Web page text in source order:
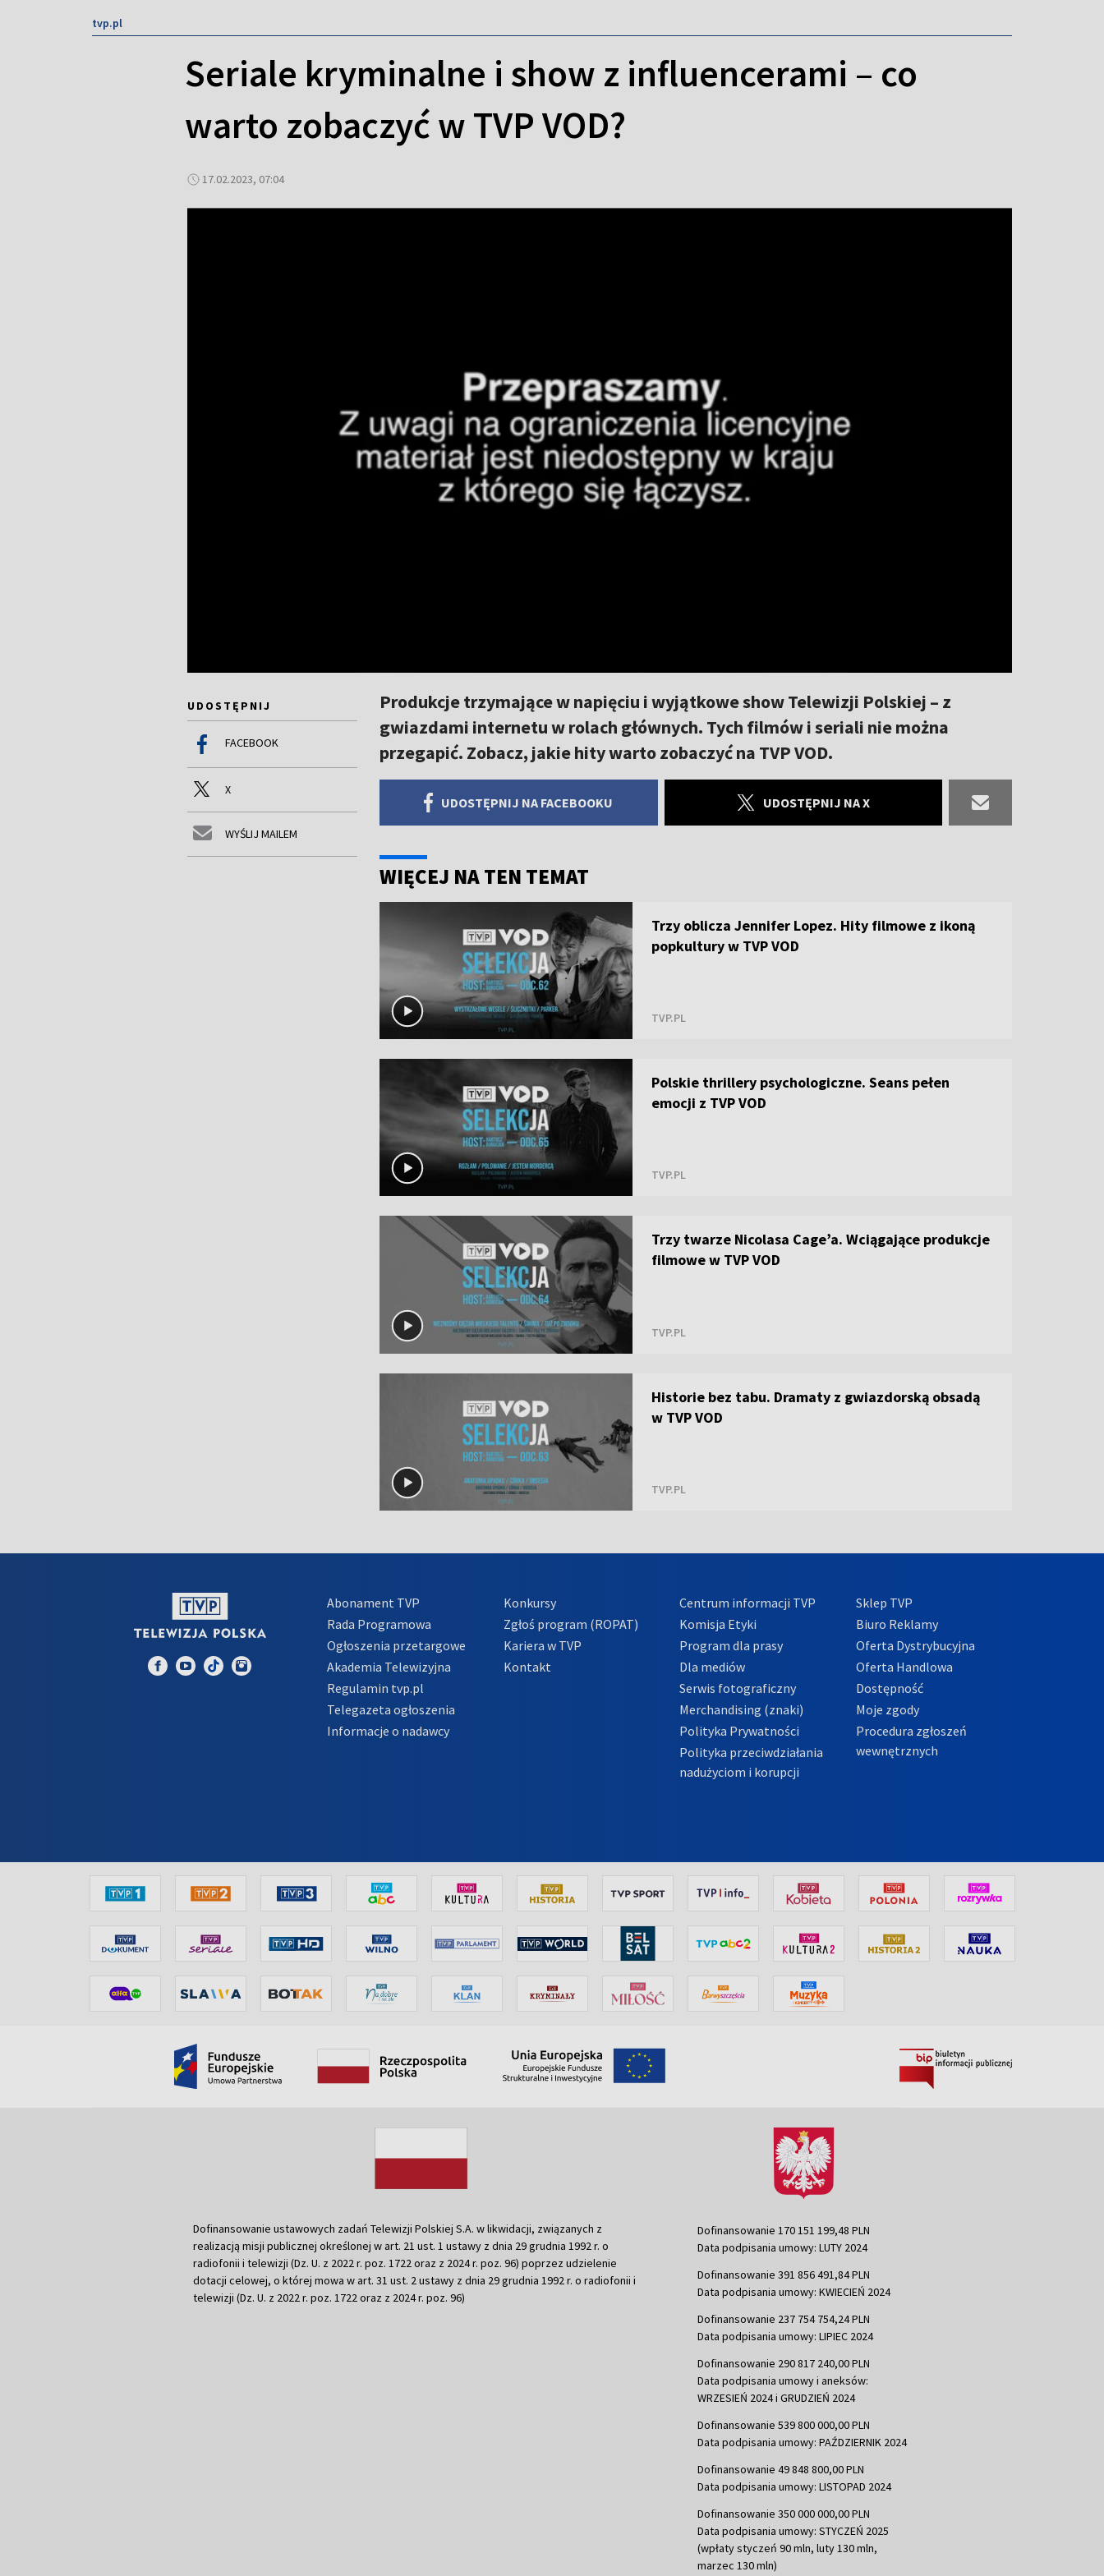
tvp.pl
Seriale kryminalne i show z influencerami – co
warto zobaczyć w TVP VOD?
17.02.2023, 07:04
UDOSTĘPNIJ
FACEBOOK
X
WYŚLIJ MAILEM
Produkcje trzymające w napięciu i wyjątkowe show Telewizji Polskiej – z
gwiazdami internetu w rolach głównych. Tych filmów i seriali nie można
przegapić. Zobacz, jakie hity warto zobaczyć na TVP VOD.
UDOSTĘPNIJ NA FACEBOOKU UDOSTĘPNIJ NA X
WIĘCEJ NA TEN TEMAT
Trzy oblicza Jennifer Lopez. Hity filmowe z ikoną
popkultury w TVP VOD
TVP.PL
Polskie thrillery psychologiczne. Seans pełen
emocji z TVP VOD
TVP.PL
Trzy twarze Nicolasa Cage’a. Wciągające produkcje
filmowe w TVP VOD
TVP.PL
Historie bez tabu. Dramaty z gwiazdorską obsadą
w TVP VOD
TVP.PL
Abonament TVP
Rada Programowa
Ogłoszenia przetargowe
Akademia Telewizyjna
Regulamin tvp.pl
Telegazeta ogłoszenia
Informacje o nadawcy
Konkursy
Zgłoś program (ROPAT)
Kariera w TVP
Kontakt
Centrum informacji TVP
Komisja Etyki
Program dla prasy
Dla mediów
Serwis fotograficzny
Merchandising (znaki)
Polityka Prywatności
Polityka przeciwdziałania
nadużyciom i korupcji
Sklep TVP
Biuro Reklamy
Oferta Dystrybucyjna
Oferta Handlowa
Dostępność
Moje zgody
Procedura zgłoszeń
wewnętrznych
Dofinansowanie ustawowych zadań Telewizji Polskiej S.A. w likwidacji, związanych z
realizacją misji publicznej określonej w art. 21 ust. 1 ustawy z dnia 29 grudnia 1992 r. o
radiofonii i telewizji (Dz. U. z 2022 r. poz. 1722 oraz z 2024 r. poz. 96) poprzez udzielenie
dotacji celowej, o której mowa w art. 31 ust. 2 ustawy z dnia 29 grudnia 1992 r. o radiofonii i
telewizji (Dz. U. z 2022 r. poz. 1722 oraz z 2024 r. poz. 96)
Dofinansowanie 170 151 199,48 PLN
Data podpisania umowy: LUTY 2024
Dofinansowanie 391 856 491,84 PLN
Data podpisania umowy: KWIECIEŃ 2024
Dofinansowanie 237 754 754,24 PLN
Data podpisania umowy: LIPIEC 2024
Dofinansowanie 290 817 240,00 PLN
Data podpisania umowy i aneksów:
WRZESIEŃ 2024 i GRUDZIEŃ 2024
Dofinansowanie 539 800 000,00 PLN
Data podpisania umowy: PAŹDZIERNIK 2024
Dofinansowanie 49 848 800,00 PLN
Data podpisania umowy: LISTOPAD 2024
Dofinansowanie 350 000 000,00 PLN
Data podpisania umowy: STYCZEŃ 2025
(wpłaty styczeń 90 mln, luty 130 mln,
marzec 130 mln)